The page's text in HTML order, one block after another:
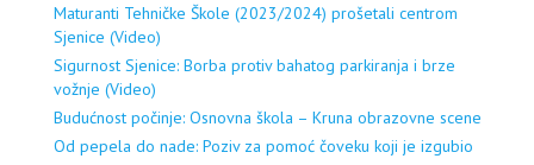
Maturanti Tehničke Škole (2023/2024) prošetali centrom
Sjenice (Video)
Sigurnost Sjenice: Borba protiv bahatog parkiranja i brze
vožnje (Video)
Budućnost počinje: Osnovna škola – Kruna obrazovne scene
Od pepela do nade: Poziv za pomoć čoveku koji je izgubio